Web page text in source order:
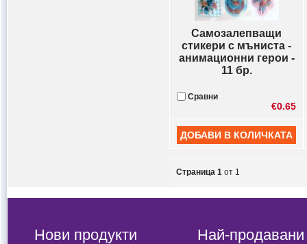
Самозалепващи
стикери с мъниста -
анимационни герои -
11 бр.
Сравни
€0.65
Страница 1 от 1
Нови продукти Най-продавани